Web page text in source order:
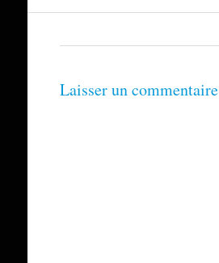
Laisser un commentaire